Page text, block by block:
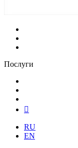
Послуги
RU
EN